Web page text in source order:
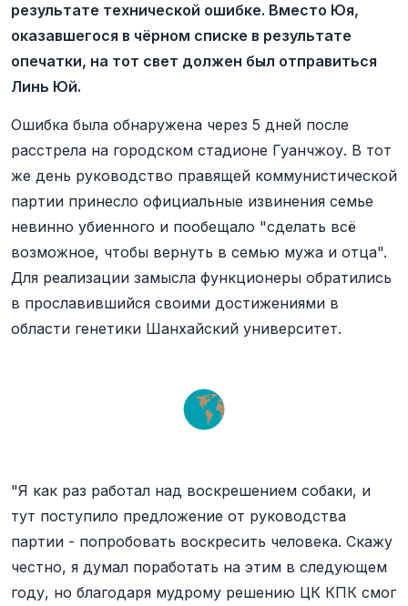
результате технической ошибке. Вместо Юя,
оказавшегося в чёрном списке в результате
опечатки, на тот свет должен был отправиться
Линь Юй.
Ошибка была обнаружена через 5 дней после
расстрела на городском стадионе Гуанчжоу. В тот
же день руководство правящей коммунистической
партии принесло официальные извинения семье
невинно убиенного и пообещало "сделать всё
возможное, чтобы вернуть в семью мужа и отца".
Для реализации замысла функционеры обратились
в прославившийся своими достижениями в
области генетики Шанхайский университет.
"Я как раз работал над воскрешением собаки, и
тут поступило предложение от руководства
партии - попробовать воскресить человека. Скажу
честно, я думал поработать на этим в следующем
году, но благодаря мудрому решению ЦК КПК смог